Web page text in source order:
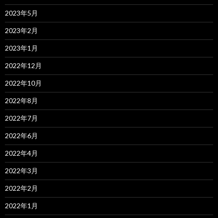
2023年5月
2023年2月
2023年1月
2022年12月
2022年10月
2022年8月
2022年7月
2022年6月
2022年4月
2022年3月
2022年2月
2022年1月